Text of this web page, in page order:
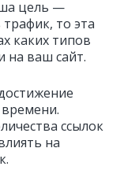
цель —
то эта
каких типов
на ваш сайт.
ссылок
на